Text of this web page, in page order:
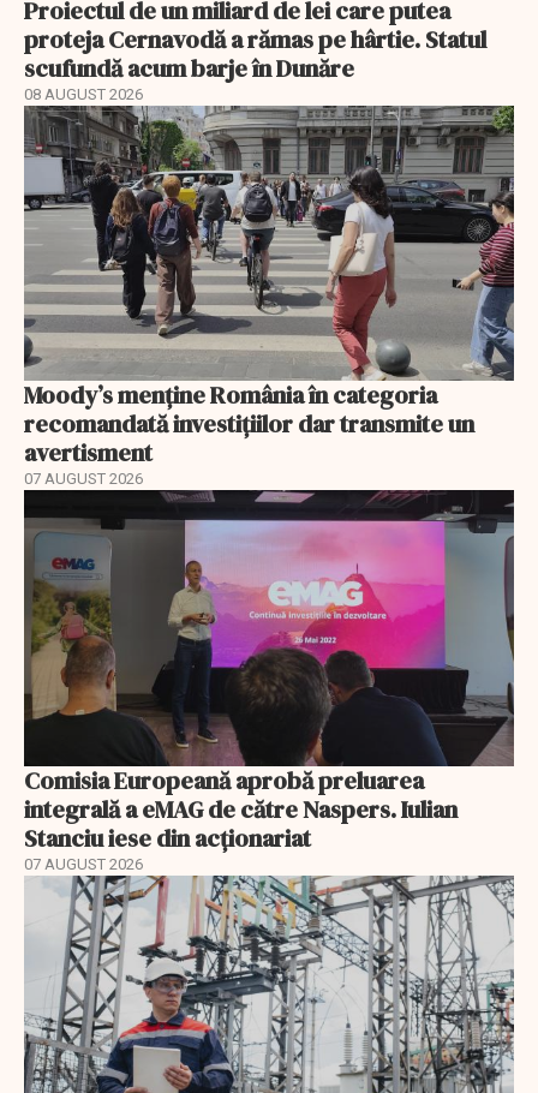
Proiectul de un miliard de lei care putea
proteja Cernavodă a rămas pe hârtie. Statul
scufundă acum barje în Dunăre
08 AUGUST 2026
Moody’s menține România în categoria
recomandată investițiilor dar transmite un
avertisment
07 AUGUST 2026
Comisia Europeană aprobă preluarea
integrală a eMAG de către Naspers. Iulian
Stanciu iese din acționariat
07 AUGUST 2026